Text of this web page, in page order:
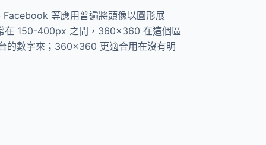
等應用普遍將頭像以圓形展
在 150-400px 之間，360×360 在這個區
的數字來；360×360 更適合用在沒有明